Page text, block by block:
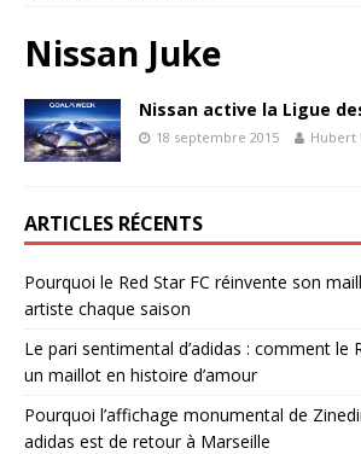
Nissan Juke
Nissan active la Ligue
18 septembre 2015 Hubert
ARTICLES RÉCENTS
Pourquoi le Red Star FC réinvente son
artiste chaque saison
Le pari sentimental d’adidas : comment le
un maillot en histoire d’amour
Pourquoi l’affichage monumental de
adidas est de retour à Marseille